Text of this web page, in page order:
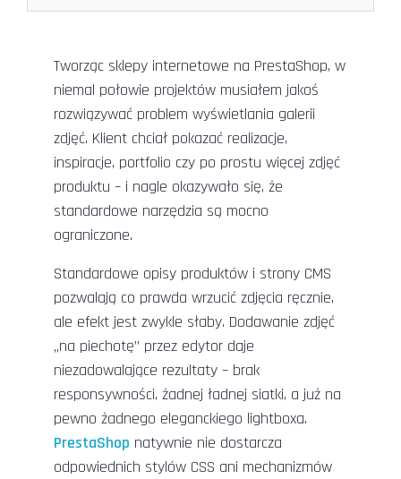
Tworząc sklepy internetowe na PrestaShop, w
niemal połowie projektów musiałem jakoś
rozwiązywać problem wyświetlania galerii
zdjęć. Klient chciał pokazać realizacje,
inspiracje, portfolio czy po prostu więcej zdjęć
produktu – i nagle okazywało się, że
standardowe narzędzia są mocno
ograniczone.
Standardowe opisy produktów i strony CMS
pozwalają co prawda wrzucić zdjęcia ręcznie,
ale efekt jest zwykle słaby. Dodawanie zdjęć
„na piechotę” przez edytor daje
niezadowalające rezultaty – brak
responsywności, żadnej ładnej siatki, a już na
pewno żadnego eleganckiego lightboxa.
PrestaShop natywnie nie dostarcza
odpowiednich stylów CSS ani mechanizmów